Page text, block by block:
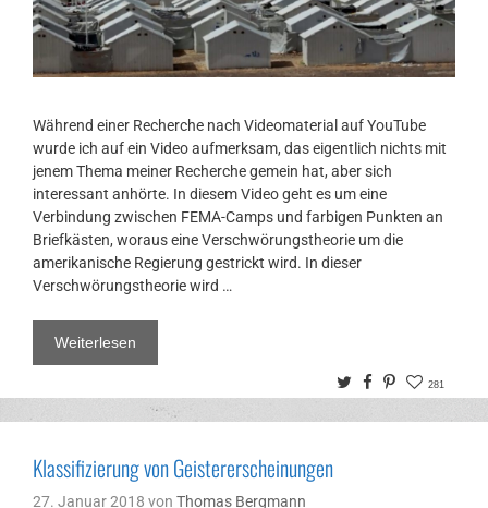
Während einer Recherche nach Videomaterial auf YouTube
wurde ich auf ein Video aufmerksam, das eigentlich nichts mit
jenem Thema meiner Recherche gemein hat, aber sich
interessant anhörte. In diesem Video geht es um eine
Verbindung zwischen FEMA-Camps und farbigen Punkten an
Briefkästen, woraus eine Verschwörungstheorie um die
amerikanische Regierung gestrickt wird. In dieser
Verschwörungstheorie wird …
Weiterlesen
TwitterFacebook
Pinterest
281
Klassifizierung von Geistererscheinungen
27. Januar 2018 von Thomas Bergmann